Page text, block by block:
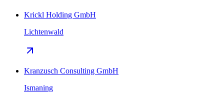
Krickl Holding GmbH
Lichtenwald
Kranzusch Consulting GmbH
Ismaning